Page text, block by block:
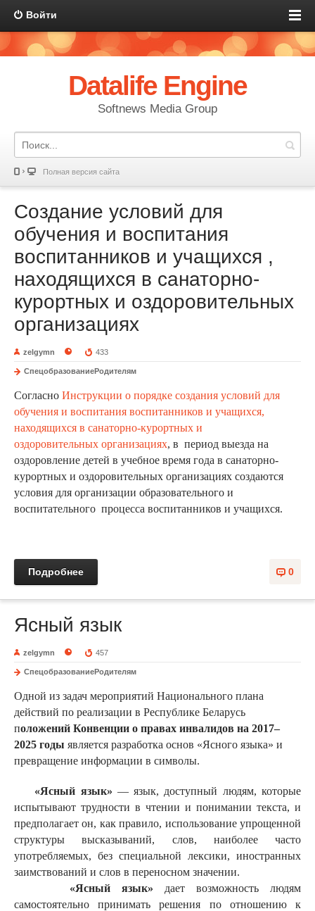
Войти
Datalife Engine
Softnews Media Group
Полная версия сайта
Создание условий для
обучения и воспитания
воспитанников и учащихся ,
находящихся в санаторно-
курортных и оздоровительных
организациях
zelgymn 433
СпецобразованиеРодителям
Согласно Инструкции о порядке создания условий для
обучения и воспитания воспитанников и учащихся,
находящихся в санаторно-курортных и
оздоровительных организациях, в период выезда на
оздоровление детей в учебное время года в санаторно-
курортных и оздоровительных организациях создаются
условия для организации образовательного и
воспитательного процесса воспитанников и учащихся.
0
Подробнее
Ясный язык
zelgymn 457
СпецобразованиеРодителям
Одной из задач мероприятий Национального плана
действий по реализации в Республике Беларусь
положений Конвенции о правах инвалидов на 2017–
2025 годы является разработка основ «Ясного языка» и
превращение информации в символы.
«Ясный язык» — язык, доступный людям, которые
испытывают трудности в чтении и понимании текста, и
предполагает он, как правило, использование упрощенной
структуры высказываний, слов, наиболее часто
употребляемых, без специальной лексики, иностранных
заимствований и слов в переносном значении.
«Ясный язык» дает возможность людям
самостоятельно принимать решения по отношению к